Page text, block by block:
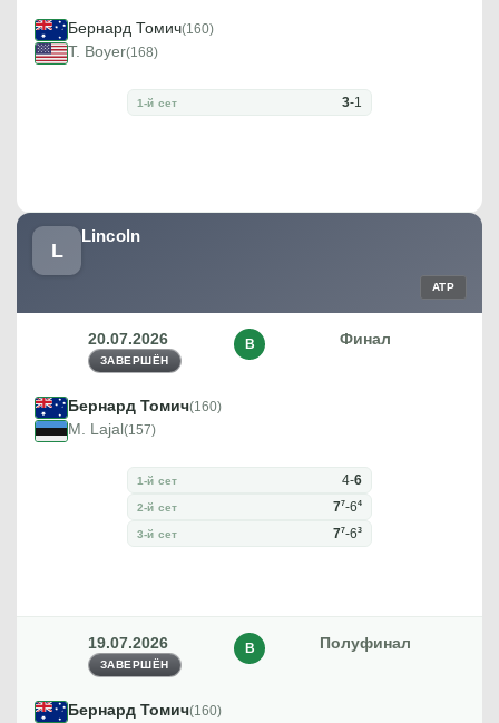
Бернард Томич(160)
T. Boyer(168)
1-й сет 3-1
L
Lincoln
ATP
20.07.2026
ЗАВЕРШЁН
Финал
В
Бернард Томич(160)
M. Lajal(157)
1-й сет 4-6
2-й сет 77-64
3-й сет 77-63
19.07.2026
ЗАВЕРШЁН
Полуфинал
В
Бернард Томич(160)